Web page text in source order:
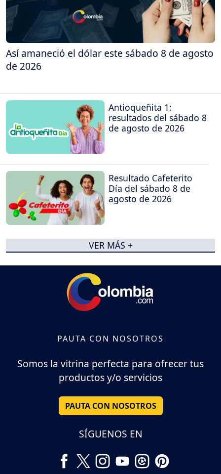
Así amaneció el dólar este sábado 8 de agosto
de 2026
Antioqueñita 1:
resultados del sábado 8
de agosto de 2026
Resultado Cafeterito
Día del sábado 8 de
agosto de 2026
VER MÁS +
PAUTA CON NOSOTROS
Somos la vitrina perfecta para ofrecer tus
productos y/o servicios
PAUTA CON NOSOTROS
SÍGUENOS EN